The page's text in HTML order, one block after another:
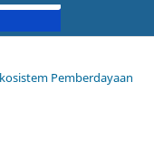
Pemberdayaan